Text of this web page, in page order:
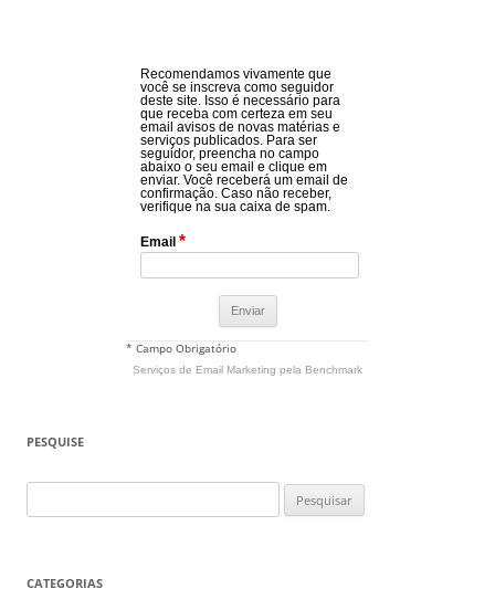
Recomendamos vivamente que
você se inscreva como seguidor
deste site. Isso é necessário para
que receba com certeza em seu
email avisos de novas matérias e
serviços publicados. Para ser
seguidor, preencha no campo
abaixo o seu email e clique em
enviar. Você receberá um email de
confirmação. Caso não receber,
verifique na sua caixa de spam.
Email *
* Campo Obrigatório
Serviços de Email Marketing pela Benchmark
PESQUISE
por:
CATEGORIAS